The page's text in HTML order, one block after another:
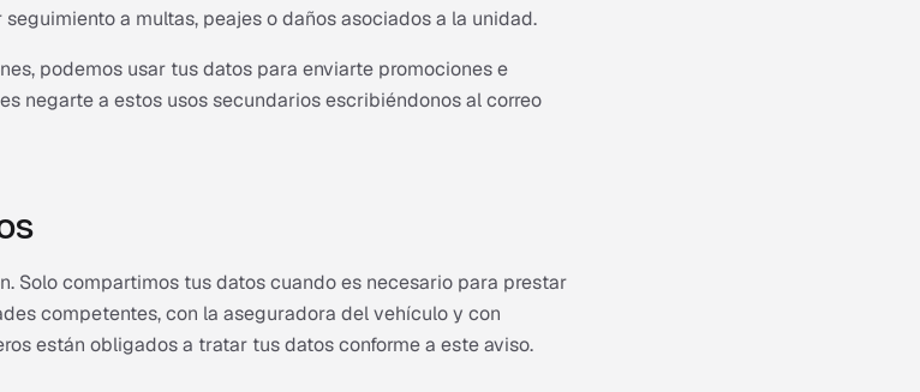
a multas, peajes o daños asociados a la unidad.
podemos usar tus datos para enviarte promociones e
negarte a estos usos secundarios escribiéndonos al correo
Solo compartimos tus datos cuando es necesario para prestar
competentes, con la aseguradora del vehículo y con
están obligados a tratar tus datos conforme a este aviso.